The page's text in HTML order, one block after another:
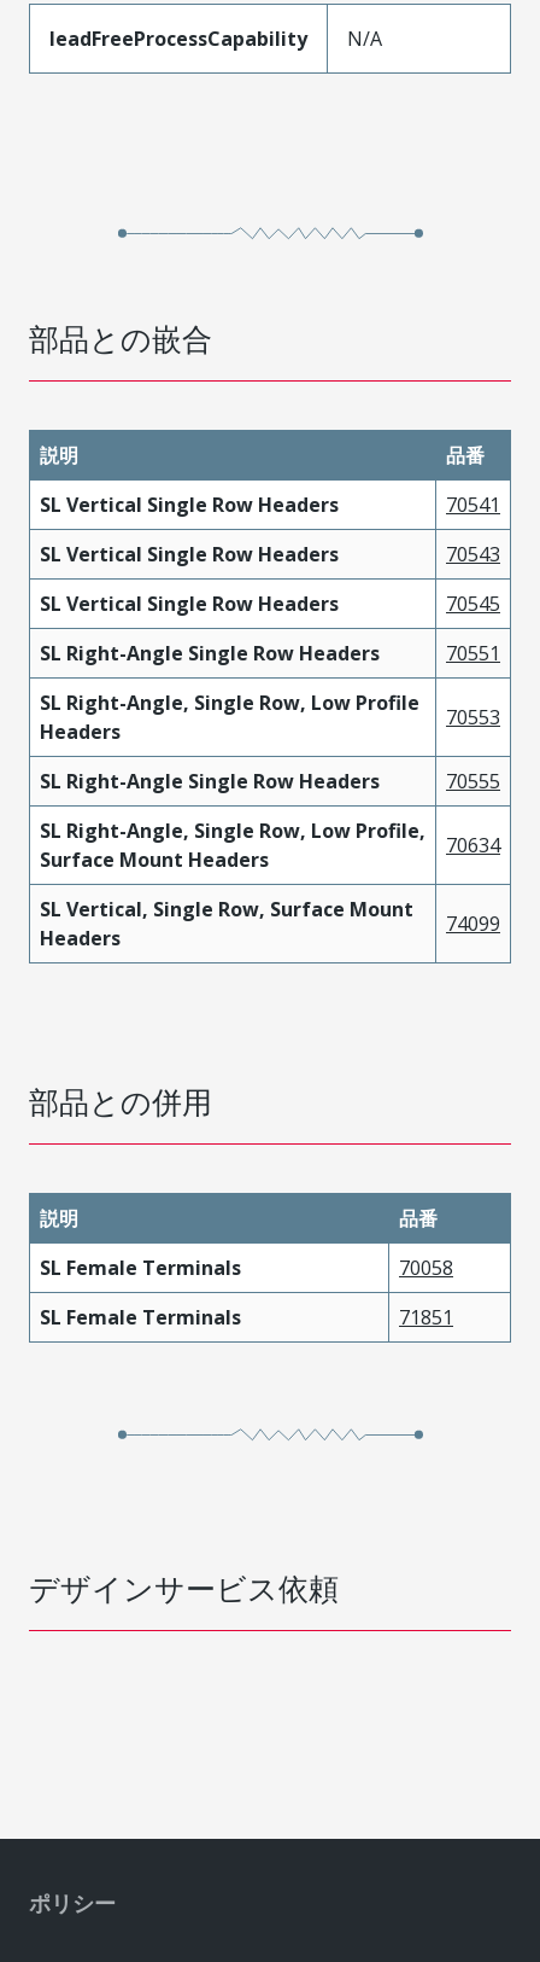
leadFreeProcessCapability N/A
部品との嵌合
説明
品番
SL Vertical Single Row Headers
70541
SL Vertical Single Row Headers
70543
SL Vertical Single Row Headers
70545
SL Right-Angle Single Row Headers
70551
SL Right-Angle, Single Row, Low Profile
Headers
70553
SL Right-Angle Single Row Headers
70555
SL Right-Angle, Single Row, Low Profile,
Surface Mount Headers
70634
SL Vertical, Single Row, Surface Mount
Headers
74099
部品との併用
説明
品番
SL Female Terminals
70058
SL Female Terminals
71851
デザインサービス依頼
ポリシー